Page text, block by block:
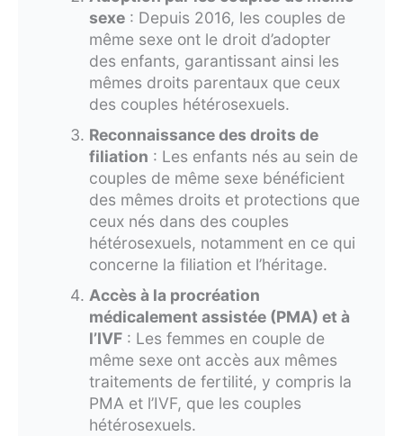
sexe: Depuis 2016, les couples de
même sexe ont le droit d’adopter
des enfants, garantissant ainsi les
mêmes droits parentaux que ceux
des couples hétérosexuels.
Reconnaissance des droits de
filiation : Les enfants nés au sein de
couples de même sexe bénéficient
des mêmes droits et protections que
ceux nés dans des couples
hétérosexuels, notamment en ce qui
concerne la filiation et l’héritage.
Accès à la procréation
médicalement assistée (PMA) et à
l’IVF: Les femmes en couple de
même sexe ont accès aux mêmes
traitements de fertilité, y compris la
PMA et l’IVF, que les couples
hétérosexuels.